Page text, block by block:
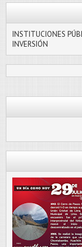
INSTITUCIONES
INVERSIÓN